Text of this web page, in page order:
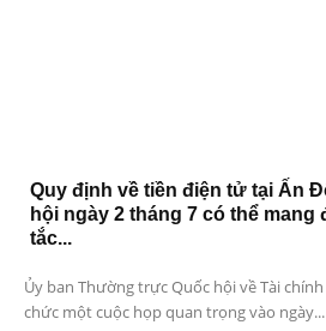
Quy định về tiền điện tử tại Ấn
hội ngày 2 tháng 7 có thể
tắc...
Ủy ban Thường trực Quốc hội về Tài
chức một cuộc họp quan trọng vào ngày...